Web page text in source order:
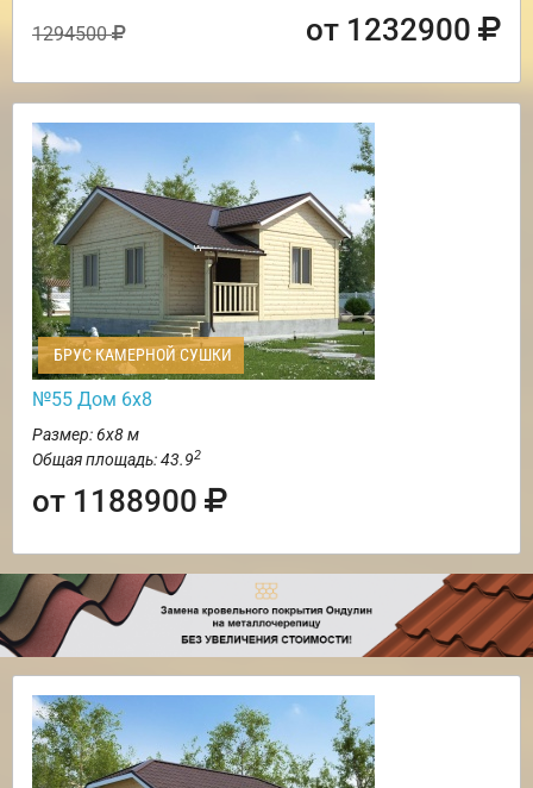
1294500 от 1232900
БРУС КАМЕРНОЙ СУШКИ
№55 Дом 6х8
Размер: 6х8 м
Общая площадь: 43.92
от 1188900